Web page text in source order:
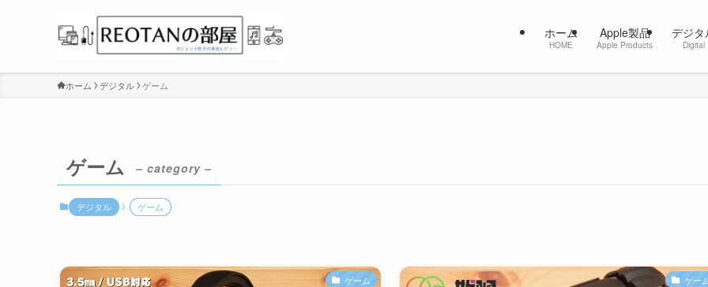
ホーム
HOME
Apple製品
Apple Products
デジタ
Digital
ホーム デジタル ゲーム
ゲーム – category –
デジタル ゲーム
ゲーム ゲー